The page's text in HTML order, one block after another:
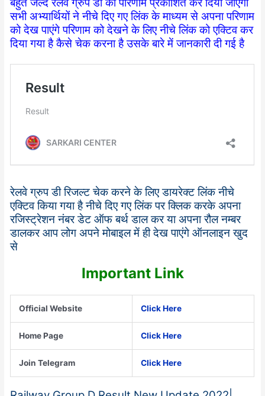
सभी अभ्यार्थियों ने नीचे दिए गए लिंक के माध्यम से अपना परिणाम
को देख पाएंगे परिणाम को देखने के लिए नीचे लिंक को एक्टिव कर
दिया गया है कैसे चेक करना है उसके बारे में जानकारी दी गई है
रेलवे ग्रुप डी रिजल्ट चेक करने के लिए डायरेक्ट लिंक नीचे
एक्टिव किया गया है नीचे दिए गए लिंक पर क्लिक करके अपना
रजिस्ट्रेशन नंबर डेट ऑफ बर्थ डाल कर या अपना रौल नम्बर
डालकर आप लोग अपने मोबाइल में ही देख पाएंगे ऑनलाइन खुद
से
Important Link
Official Website Click Here
Home Page Click Here
Join Telegram Click Here